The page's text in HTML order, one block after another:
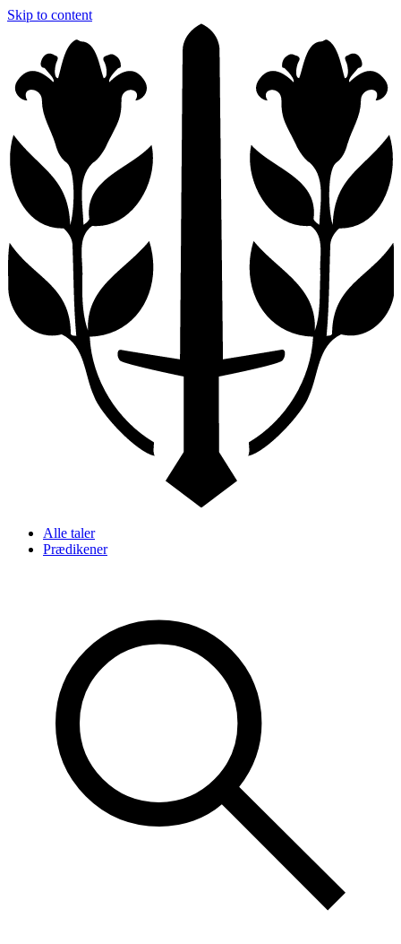
Skip to content
Alle taler
Prædikener